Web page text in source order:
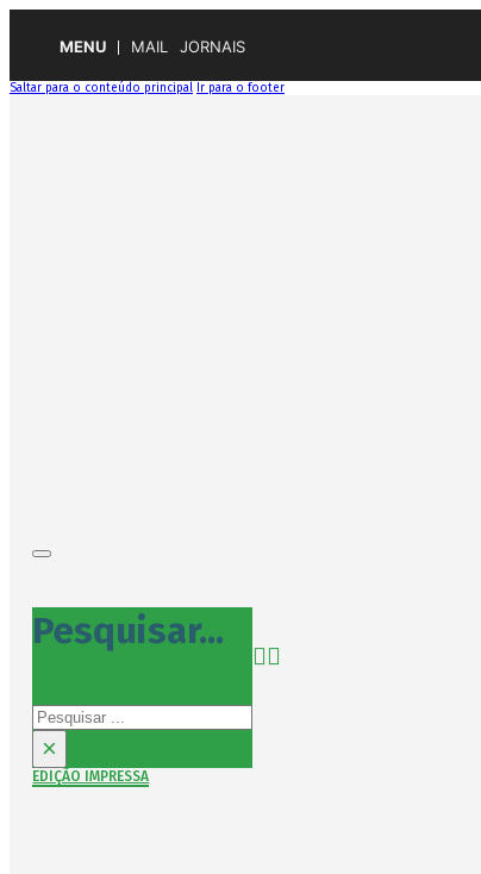
MENU MAIL JORNAIS
Saltar para o conteúdo principal Ir para o footer
Pesquisar...
Pesquisar
×
EDIÇÃO IMPRESSA